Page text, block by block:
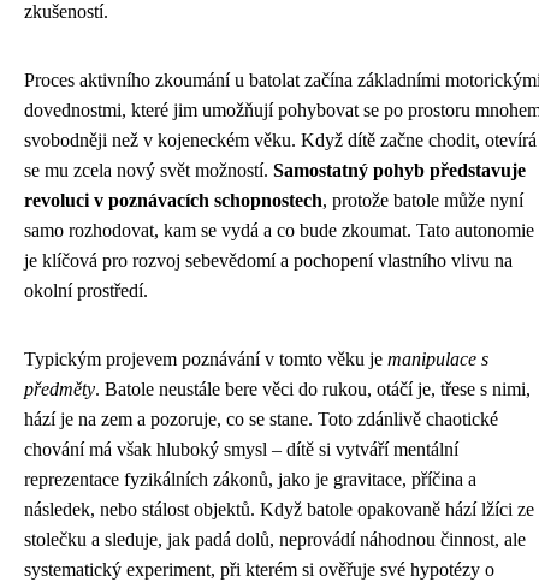
zkušeností.
Proces aktivního zkoumání u batolat začína základními
dovednostmi, které jim umožňují pohybovat se po prostoru
svobodněji než v kojeneckém věku. Když dítě začne chodit, otevírá
se mu zcela nový svět možností. Samostatný pohyb představuje
revoluci v poznávacích schopnostech, protože batole může nyní
samo rozhodovat, kam se vydá a co bude zkoumat. Tato autonomie
je klíčová pro rozvoj sebevědomí a pochopení vlastního vlivu na
okolní prostředí.
Typickým projevem poznávání v tomto věku je manipulace s
předměty. Batole neustále bere věci do rukou, otáčí je, třese s nimi,
hází je na zem a pozoruje, co se stane. Toto zdánlivě chaotické
chování má však hluboký smysl – dítě si vytváří mentální
reprezentace fyzikálních zákonů, jako je gravitace, příčina a
následek, nebo stálost objektů. Když batole opakovaně hází lžíci ze
stolečku a sleduje, jak padá dolů, neprovádí náhodnou činnost, ale
systematický experiment, při kterém si ověřuje své hypotézy o